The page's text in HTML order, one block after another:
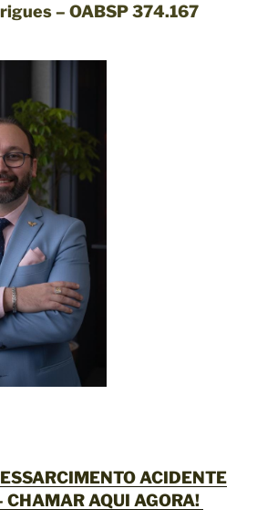
– OABSP 374.167
ACIDENTE
CHAMAR AQUI AGORA!